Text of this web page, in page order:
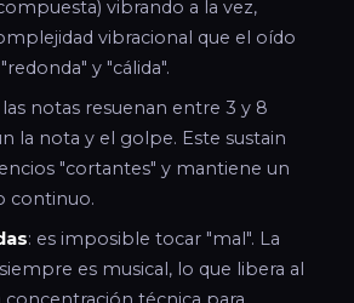
vibrando a la vez,
vibracional que el oído
y "cálida".
las notas resuenan entre 3 y 8
la nota y el golpe. Este sustain
"cortantes" y mantiene un
continuo.
: es imposible tocar "mal". La
es musical, lo que libera al